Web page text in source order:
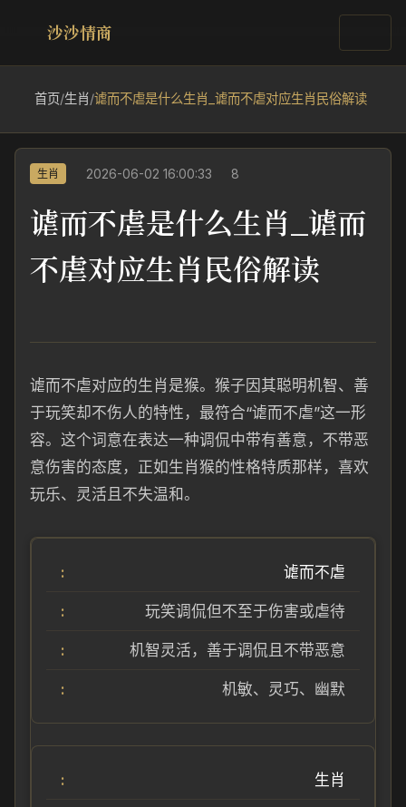
沙沙情商
首页/生肖/谑而不虐是什么生肖_谑而不虐对应生肖民俗解读
生肖 2026-06-02 16:00:33 8
谑而不虐是什么生肖_谑而
不虐对应生肖民俗解读
谑而不虐对应的生肖是猴。猴子因其聪明机智、善
于玩笑却不伤人的特性，最符合“谑而不虐”这一形
容。这个词意在表达一种调侃中带有善意，不带恶
意伤害的态度，正如生肖猴的性格特质那样，喜欢
玩乐、灵活且不失温和。
谑而不虐
玩笑调侃但不至于伤害或虐待
机智灵活，善于调侃且不带恶意
机敏、灵巧、幽默
生肖